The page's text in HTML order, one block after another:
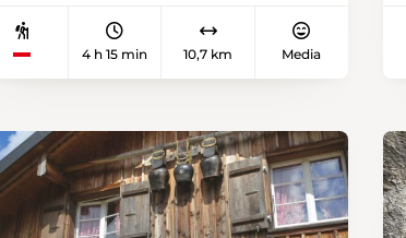
Älplibahn nimmt uns einen guten
Teil der Aufstiegshöhenmeter ab
Damit wir eine schöne
Überschreitung machen können,
steigen wir auf der anderen Seite
nach Seewis Dorf ab. Das
4 h 15 min 10,7 km Media